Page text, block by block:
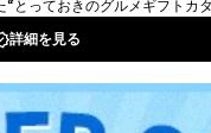
、年末年始休業）
IOS